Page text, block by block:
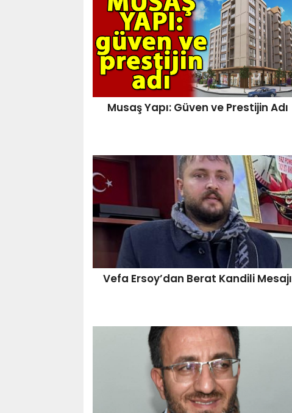
Musaş Yapı: Güven ve Prestijin Adı
Vefa Ersoy’dan Berat Kandili Mesajı